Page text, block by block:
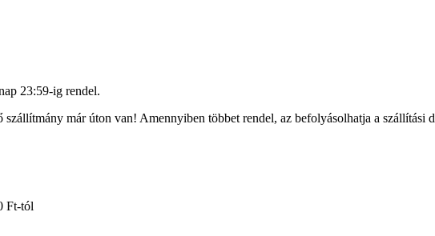
23:59-ig rendel.
már úton van! Amennyiben többet rendel, az befolyásolhatja a szállítási
Ft-tól